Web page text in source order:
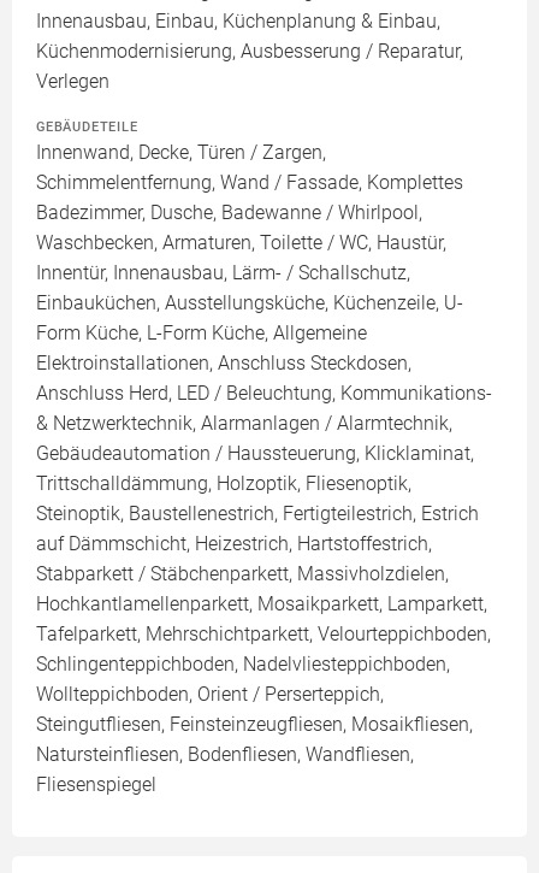
Innenausbau, Einbau, Küchenplanung & Einbau,
Küchenmodernisierung, Ausbesserung / Reparatur,
Verlegen
GEBÄUDETEILE
Innenwand, Decke, Türen / Zargen,
Schimmelentfernung, Wand / Fassade, Komplettes
Badezimmer, Dusche, Badewanne / Whirlpool,
Waschbecken, Armaturen, Toilette / WC, Haustür,
Innentür, Innenausbau, Lärm- / Schallschutz,
Einbauküchen, Ausstellungsküche, Küchenzeile, U-
Form Küche, L-Form Küche, Allgemeine
Elektroinstallationen, Anschluss Steckdosen,
Anschluss Herd, LED / Beleuchtung, Kommunikations-
& Netzwerktechnik, Alarmanlagen / Alarmtechnik,
Gebäudeautomation / Haussteuerung, Klicklaminat,
Trittschalldämmung, Holzoptik, Fliesenoptik,
Steinoptik, Baustellenestrich, Fertigteilestrich, Estrich
auf Dämmschicht, Heizestrich, Hartstoffestrich,
Stabparkett / Stäbchenparkett, Massivholzdielen,
Hochkantlamellenparkett, Mosaikparkett, Lamparkett,
Tafelparkett, Mehrschichtparkett, Velourteppichboden,
Schlingenteppichboden, Nadelvliesteppichboden,
Wollteppichboden, Orient / Perserteppich,
Steingutfliesen, Feinsteinzeugfliesen, Mosaikfliesen,
Natursteinfliesen, Bodenfliesen, Wandfliesen,
Fliesenspiegel